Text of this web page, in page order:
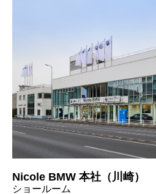
Nicole BMW 本社（川崎）
ショールーム